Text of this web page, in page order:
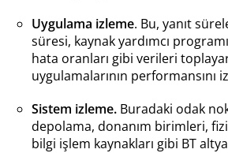
Uygulama izleme. Bu, yanıt
süresi, kaynak yardımcı
hata oranları gibi verileri
uygulamalarının performansını
Sistem izleme. Buradaki odak
depolama, donanım birimleri,
bilgi işlem kaynakları gibi BT